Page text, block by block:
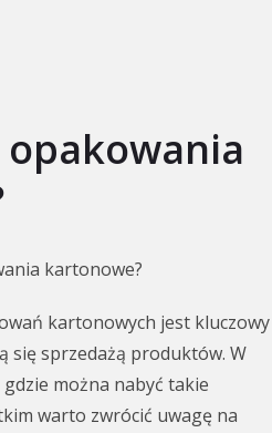
kartonowych jest kluczowy
się sprzedażą produktów. W
można nabyć takie
warto zwrócić uwagę na